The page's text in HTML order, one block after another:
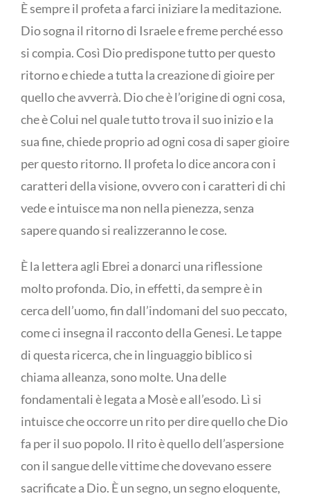
È sempre il profeta a farci iniziare la meditazione.
Dio sogna il ritorno di Israele e freme perché esso
si compia. Così Dio predispone tutto per questo
ritorno e chiede a tutta la creazione di gioire per
quello che avverrà. Dio che è l’origine di ogni cosa,
che è Colui nel quale tutto trova il suo inizio e la
sua fine, chiede proprio ad ogni cosa di saper gioire
per questo ritorno. Il profeta lo dice ancora con i
caratteri della visione, ovvero con i caratteri di chi
vede e intuisce ma non nella pienezza, senza
sapere quando si realizzeranno le cose.
È la lettera agli Ebrei a donarci una riflessione
molto profonda. Dio, in effetti, da sempre è in
cerca dell’uomo, fin dall’indomani del suo peccato,
come ci insegna il racconto della Genesi. Le tappe
di questa ricerca, che in linguaggio biblico si
chiama alleanza, sono molte. Una delle
fondamentali è legata a Mosè e all’esodo. Lì si
intuisce che occorre un rito per dire quello che Dio
fa per il suo popolo. Il rito è quello dell’aspersione
con il sangue delle vittime che dovevano essere
sacrificate a Dio. È un segno, un segno eloquente,